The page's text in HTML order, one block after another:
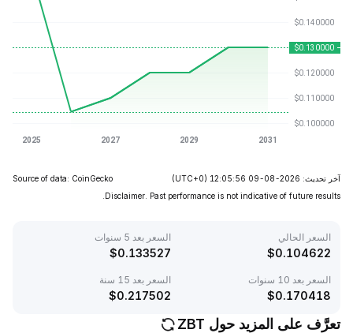
آخر تحديث: 2026-08-09 12:05:56 (UTC+0)
Source of data: CoinGecko
Disclaimer. Past performance is not indicative of future results.
السعر الحالي
$0.104622
السعر بعد 5 سنوات
$0.133527
السعر بعد 10 سنوات
$0.170418
السعر بعد 15 سنة
$0.217502
تعرَّف على المزيد حول ZBT